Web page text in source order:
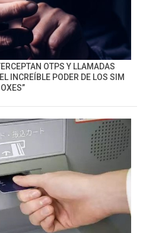
OTPS Y LLAMADAS
INCREÍBLE PODER DE LOS SIM